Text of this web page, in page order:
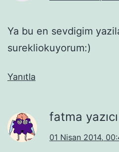
Ya bu en sevdigim
surekliokuyorum:)
Yanıtla
fatma
01 Nisan 2014,